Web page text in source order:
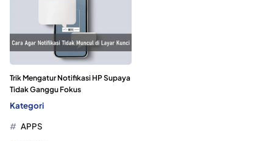
Trik Mengatur Notifikasi HP Supaya
Tidak Ganggu Fokus
Kategori
APPS